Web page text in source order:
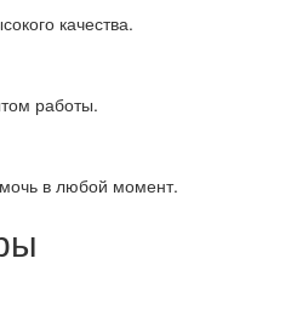
качества.
работы.
в любой момент.